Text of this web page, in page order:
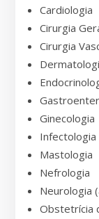
Cardiologia
Cirurgia
Cirurgia
Ginecologia
Infectologia
Mastologia
Nefrologia
Neurologia
Obstetrícia